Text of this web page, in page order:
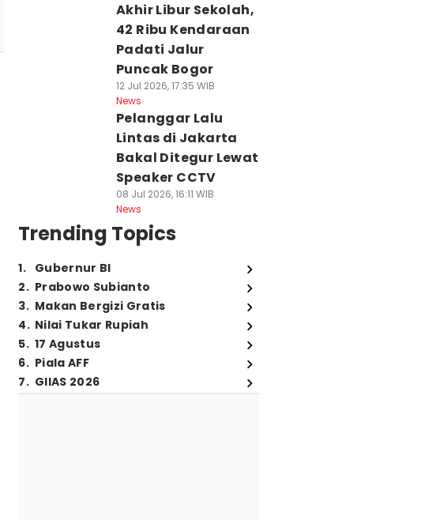
Akhir Libur Sekolah,
42 Ribu Kendaraan
Padati Jalur
Puncak Bogor
12 Jul 2026, 17:35 WIB
News
Pelanggar Lalu
Lintas di Jakarta
Bakal Ditegur Lewat
Speaker CCTV
08 Jul 2026, 16:11 WIB
News
Trending Topics
1. Gubernur BI
2. Prabowo Subianto
3. Makan Bergizi Gratis
4. Nilai Tukar Rupiah
5. 17 Agustus
6. Piala AFF
7. GIIAS 2026